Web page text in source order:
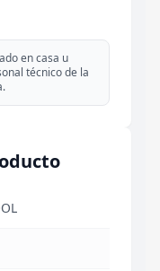
en casa u
técnico de la